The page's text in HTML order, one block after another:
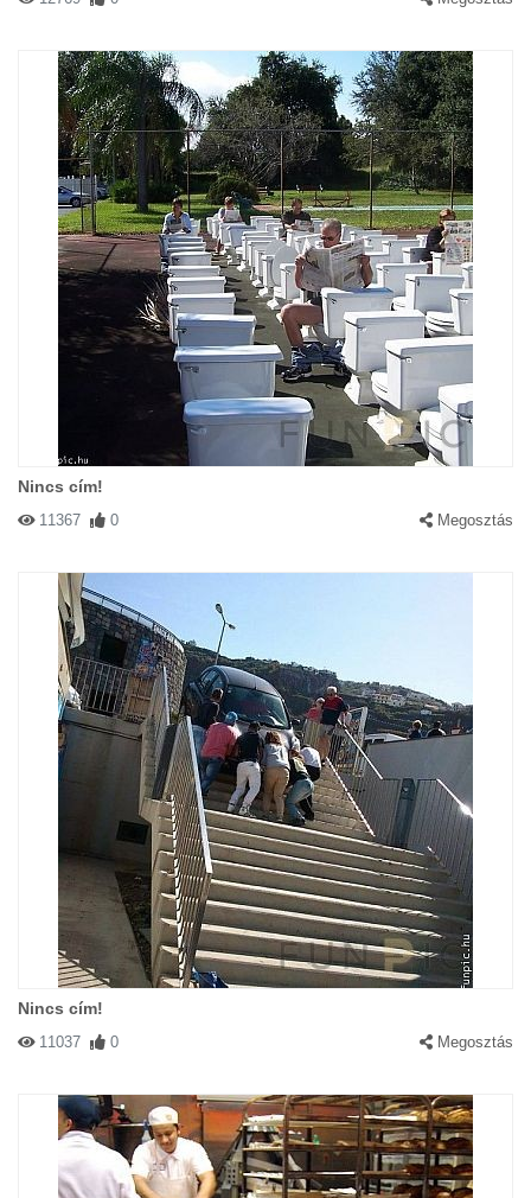
Nincs cím!
11367 0 Megosztás
Nincs cím!
11037 0 Megosztás